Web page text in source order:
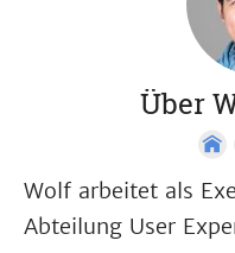
Über
Wolf arbeitet als
Abteilung User